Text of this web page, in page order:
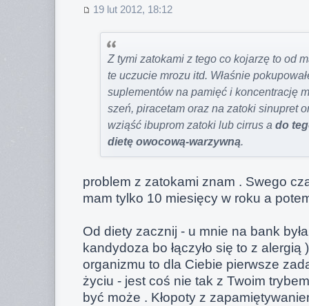
19 lut 2012, 18:12
Z tymi zatokami z tego co kojarzę to od
te uczucie mrozu itd. Właśnie
suplementów na pamięć i koncentrację
szeń, piracetam oraz na zatoki sinupret
wziąść ibuprom zatoki lub cirrus a do
dietę owocową-warzywną.
problem z zatokami znam . Swego
mam tylko 10 miesięcy w roku a
Od diety zacznij - u mnie na bank
kandydoza bo łączyło się to z
organizmu to dla Ciebie pierwsze
życiu - jest coś nie tak z Twoim
być może . Kłopoty z